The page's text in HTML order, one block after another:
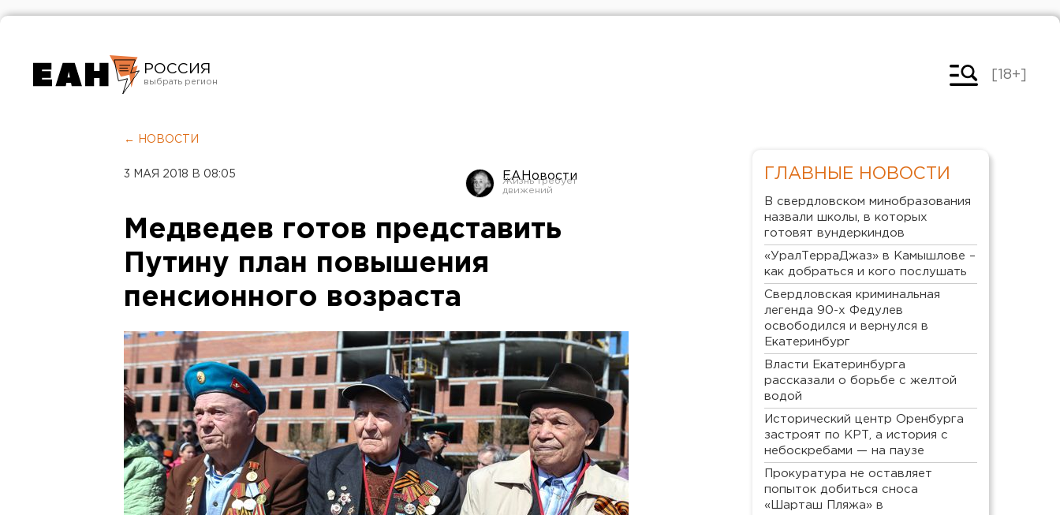
РОССИЯ
Челябинск
[18+]
← НОВОСТИ
3 МАЯ 2018 В 08:05 ЕАНовости
Медведев готов представить
Путину план повышения
пенсионного возраста
ГЛАВНЫЕ НОВОСТИ
В свердловском минобразования
назвали школы, в которых
готовят вундеркиндов
«УралТерраДжаз» в Камышлове –
как добраться и кого послушать
Свердловская криминальная
легенда 90-х Федулев
освободился и вернулся в
Екатеринбург
Власти Екатеринбурга
рассказали о борьбе с желтой
водой
Исторический центр Оренбурга
застроят по КРТ, а история с
небоскребами — на паузе
Прокуратура не оставляет
попыток добиться сноса
«Шарташ Пляжа» в